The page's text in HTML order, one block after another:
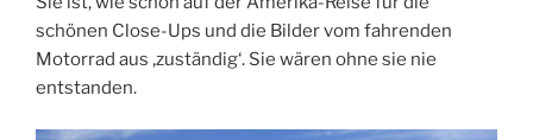
schönen Close-Ups und die Bilder vom fahrenden
Motorrad aus ‚zuständig‘. Sie wären ohne sie nie
entstanden.